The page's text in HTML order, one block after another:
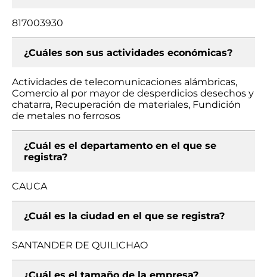
817003930
¿Cuáles son sus actividades económicas?
Actividades de telecomunicaciones alámbricas,
Comercio al por mayor de desperdicios desechos y
chatarra, Recuperación de materiales, Fundición
de metales no ferrosos
¿Cuál es el departamento en el que se
registra?
CAUCA
¿Cuál es la ciudad en el que se registra?
SANTANDER DE QUILICHAO